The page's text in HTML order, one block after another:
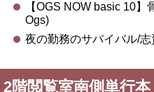
【OGS NOW basic 10
Ogs)
夜の勤務のサバイバル/
2階閲覧室南側単行本